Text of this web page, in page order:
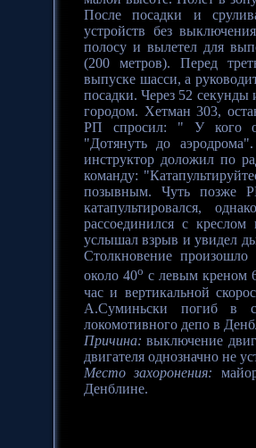
После посадки и
устройств без
полосу и вылетел для
(200 метров). Перед
выпуске шасси, а
посадки. Через 52
городом. Хетман 303,
РП спросил: " У кого
"Дотянуть до
инструктор доложил по
команду:
позывным. Чуть позже
катапультировался,
рассоединился с
услышал взрыв и увидел
Столкновение
около 40o с левым креном
час и вертикальной
А.Суминьски погиб в
локомотивного депо в
Причина: выключение
двигателя однозначно не
Место захоронения:
Денблине.